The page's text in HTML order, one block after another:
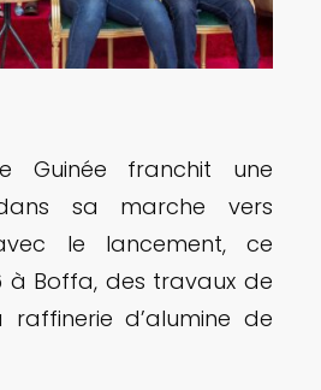
Guinée franchit une
sa marche vers
avec le lancement, ce
à Boffa, des travaux de
d’alumine de